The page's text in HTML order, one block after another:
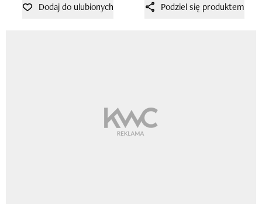
Dodaj do ulubionych Podziel się produktem